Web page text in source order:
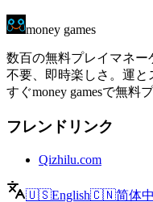
money games
数百の無料プレイマネー
不要、即時楽しさ。運
すぐmoney gamesで無料
フレンドリンク
Qizhilu.com
🇺🇸English🇨🇳简体